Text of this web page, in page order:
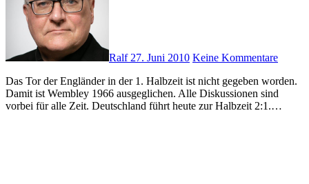
Ralf27. Juni 2010 Keine Kommentare
Das Tor der Engländer in der 1. Halbzeit ist nicht gegeben worden.
Damit ist Wembley 1966 ausgeglichen. Alle Diskussionen sind
vorbei für alle Zeit. Deutschland führt heute zur Halbzeit 2:1.…